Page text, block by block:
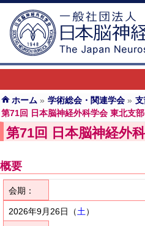
ホーム » 学術総会・関連学会 »
第71回 日本脳神経外科学会 東北支
第71回 日本脳神経外
概要
会期：
2026年9月26日 （土）